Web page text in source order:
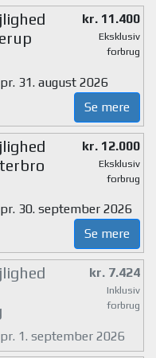
kr. 11.400
Eksklusiv
forbrug
31. august 2026
Se mere
kr. 12.000
Eksklusiv
forbrug
30. september 2026
Se mere
kr. 7.424
Inklusiv
forbrug
1. september 2026